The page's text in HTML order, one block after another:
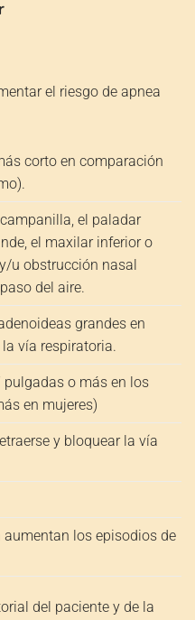
el riesgo de apnea
corto en comparación
el paladar
el maxilar inferior o
u obstrucción nasal
del aire.
grandes en
vía respiratoria.
pulgadas o más en los
en mujeres)
y bloquear la vía
los episodios de
del paciente y de la